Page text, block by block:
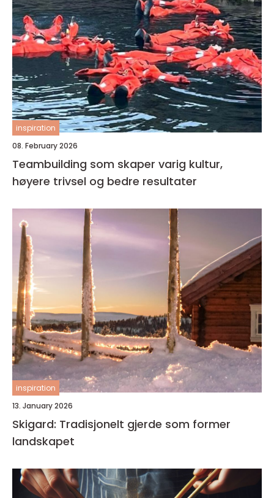
inspiration
08. February 2026
Teambuilding som skaper varig kultur,
høyere trivsel og bedre resultater
inspiration
13. January 2026
Skigard: Tradisjonelt gjerde som former
landskapet